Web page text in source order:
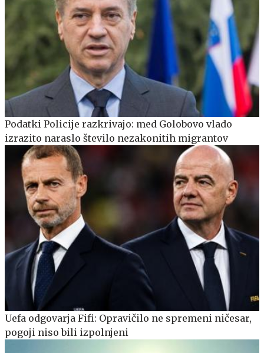
Podatki Policije razkrivajo: med Golobovo vlado
izrazito naraslo število nezakonitih migrantov
Uefa odgovarja Fifi: Opravičilo ne spremeni ničesar,
pogoji niso bili izpolnjeni